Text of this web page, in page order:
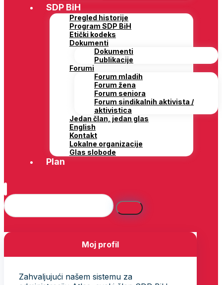
SDP BiH
Pregled historije
Program SDP BiH
Etički kodeks
Dokumenti
Dokumenti
Publikacije
Forumi
Forum mladih
Forum žena
Forum seniora
Forum sindikalnih aktivista /
aktivistica
Jedan član, jedan glas
English
Kontakt
Lokalne organizacije
Glas slobode
Plan
Moj profil
Zahvaljujući našem sistemu za